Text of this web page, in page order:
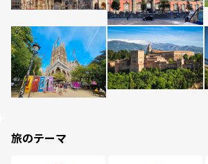
旅のテーマ